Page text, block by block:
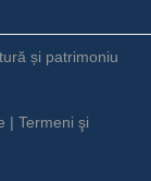
și patrimoniu
| Termeni şi